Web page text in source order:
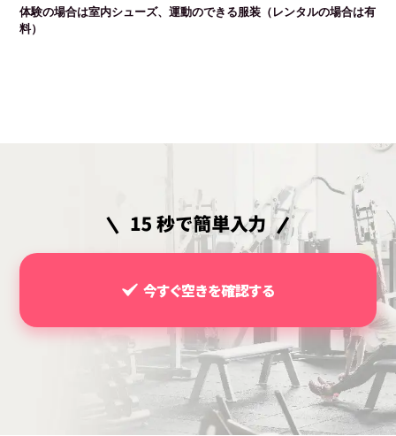
体験の場合は室内シューズ、運動のできる服装（レンタルの場合は有
料）
今すぐ空きを確認する